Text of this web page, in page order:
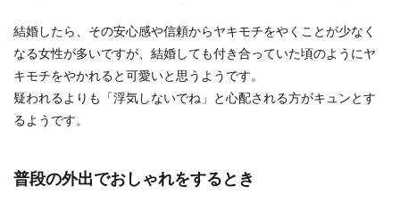
結婚したら、その安心感や信頼からヤキモチをやくことが少なく
なる女性が多いですが、結婚しても付き合っていた頃のようにヤ
キモチをやかれると可愛いと思うようです。
疑われるよりも「浮気しないでね」と心配される方がキュンとす
るようです。
普段の外出でおしゃれをするとき